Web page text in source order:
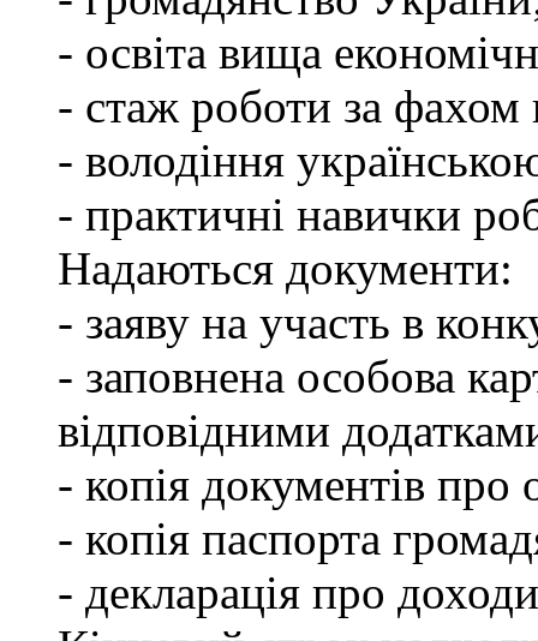
- освіта вища
- стаж роботи за
- володіння
- практичні навички
Надаються документи:
- заяву на участь в
- заповнена особова
відповідними
- копія документів про
- копія паспорта
- декларація про